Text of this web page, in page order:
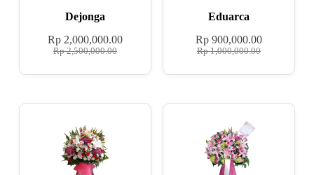
Dejonga
Rp2,500,000.00
Rp2,000,000.00
Eduarca
Rp1,000,000.00
Rp 900,000.00